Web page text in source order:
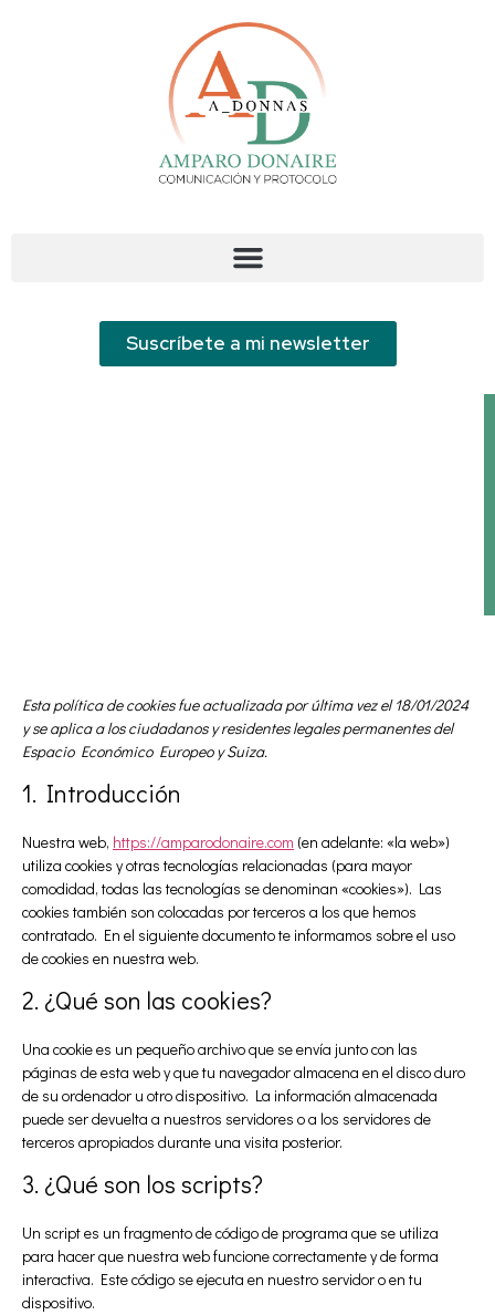
Suscríbete a mi newsletter
Esta política de cookies fue actualizada por última vez el 18/01/2024
y se aplica a los ciudadanos y residentes legales permanentes del
Espacio Económico Europeo y Suiza.
1. Introducción
Nuestra web, https://amparodonaire.com (en adelante: «la web»)
utiliza cookies y otras tecnologías relacionadas (para mayor
comodidad, todas las tecnologías se denominan «cookies»). Las
cookies también son colocadas por terceros a los que hemos
contratado. En el siguiente documento te informamos sobre el uso
de cookies en nuestra web.
2. ¿Qué son las cookies?
Una cookie es un pequeño archivo que se envía junto con las
páginas de esta web y que tu navegador almacena en el disco duro
de su ordenador u otro dispositivo. La información almacenada
puede ser devuelta a nuestros servidores o a los servidores de
terceros apropiados durante una visita posterior.
3. ¿Qué son los scripts?
Un script es un fragmento de código de programa que se utiliza
para hacer que nuestra web funcione correctamente y de forma
interactiva. Este código se ejecuta en nuestro servidor o en tu
dispositivo.